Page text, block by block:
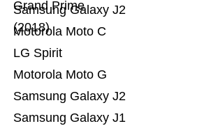
Samsung Galaxy J1
Samsung Galaxy J2
Motorola Moto G
LG Spirit
Motorola Moto C
Samsung Galaxy J2
(2018)
Grand Prime